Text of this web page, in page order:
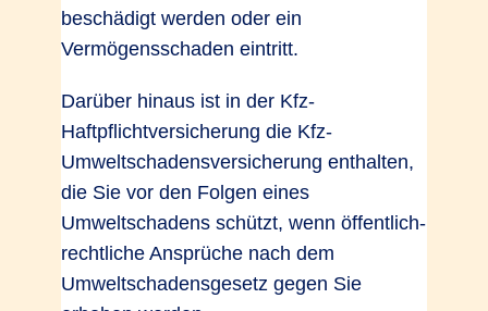
beschädigt werden oder ein
Vermögensschaden eintritt.
Darüber hinaus ist in der Kfz-
Haftpflichtversicherung die Kfz-
Umweltschadensversicherung enthalten,
die Sie vor den Folgen eines
Umweltschadens schützt, wenn öffentlich-
rechtliche Ansprüche nach dem
Umweltschadensgesetz gegen Sie